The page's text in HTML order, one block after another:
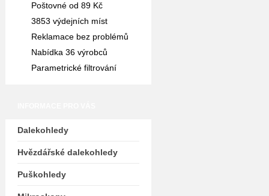
Poštovné od 89 Kč
3853 výdejních míst
Reklamace bez problémů
Nabídka 36 výrobců
Parametrické filtrování
Dalekohledy
Hvězdářské dalekohledy
Puškohledy